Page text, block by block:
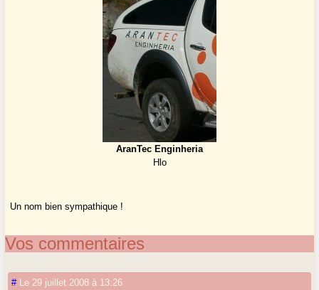
AranTec Enginheria
Hlo
Un nom bien sympathique !
Vos commentaires
# Le 29 juillet 2008 à 13:26